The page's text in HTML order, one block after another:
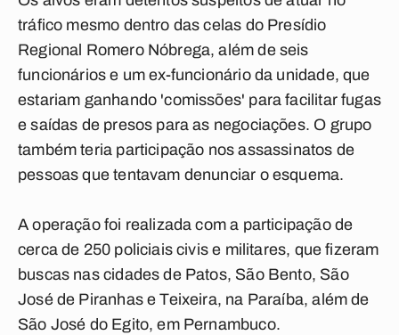
tráfico mesmo dentro das celas do Presídio
Regional Romero Nóbrega, além de seis
funcionários e um ex-funcionário da unidade, que
estariam ganhando 'comissões' para facilitar fugas
e saídas de presos para as negociações. O grupo
também teria participação nos assassinatos de
pessoas que tentavam denunciar o esquema.
A operação foi realizada com a participação de
cerca de 250 policiais civis e militares, que fizeram
buscas nas cidades de Patos, São Bento, São
José de Piranhas e Teixeira, na Paraíba, além de
São José do Egito, em Pernambuco.